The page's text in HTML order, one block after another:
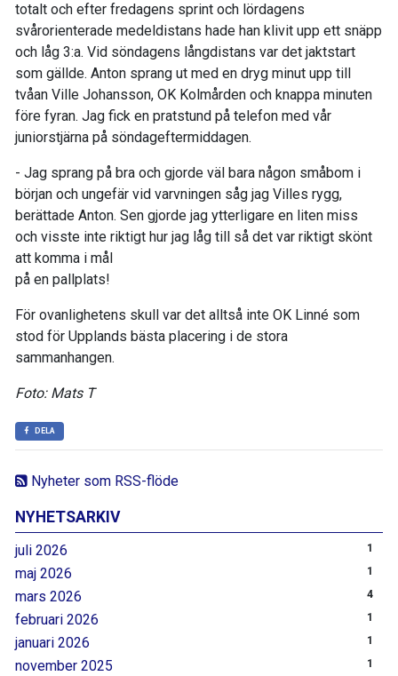
Nyheter som RSS-flöde
NYHETSARKIV
juli 2026 1
maj 2026 1
mars 2026 4
februari 2026 1
januari 2026 1
november 2025 1
totalt och efter fredagens sprint och lördagens
svårorienterade medeldistans hade han klivit upp ett snäpp
och låg 3:a. Vid söndagens långdistans var det jaktstart
som gällde. Anton sprang ut med en dryg minut upp till
tvåan Ville Johansson, OK Kolmården och knappa minuten
före fyran. Jag fick en pratstund på telefon med vår
juniorstjärna på söndageftermiddagen.
- Jag sprang på bra och gjorde väl bara någon småbom i
början och ungefär vid varvningen såg jag Villes rygg,
berättade Anton. Sen gjorde jag ytterligare en liten miss
och visste inte riktigt hur jag låg till så det var riktigt skönt
att komma i mål
på en pallplats!
För ovanlighetens skull var det alltså inte OK Linné som
stod för Upplands bästa placering i de stora
sammanhangen.
Foto: Mats T
DELA